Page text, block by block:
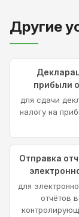
Другие
прибыли
для сдачи
налогу на
Отправка
для
отчётов